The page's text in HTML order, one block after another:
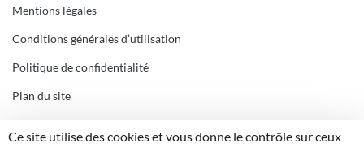
Mentions légales
Conditions générales d’utilisation
Politique de confidentialité
Plan du site
Ce site utilise des cookies et vous donne le contrôle sur ceux